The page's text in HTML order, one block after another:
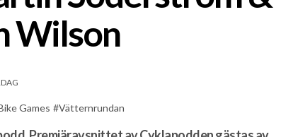
Wilson
Games Vätternrundan